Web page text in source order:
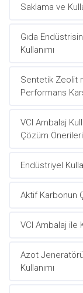
Saklama ve
Gıda
Kullanımı
Sentetik Zeolit
Performans
VCI Ambalaj
Çözüm Önerileri
Endüstriyel
Aktif Karbonun
VCI Ambalaj ile
Azot
Kullanımı